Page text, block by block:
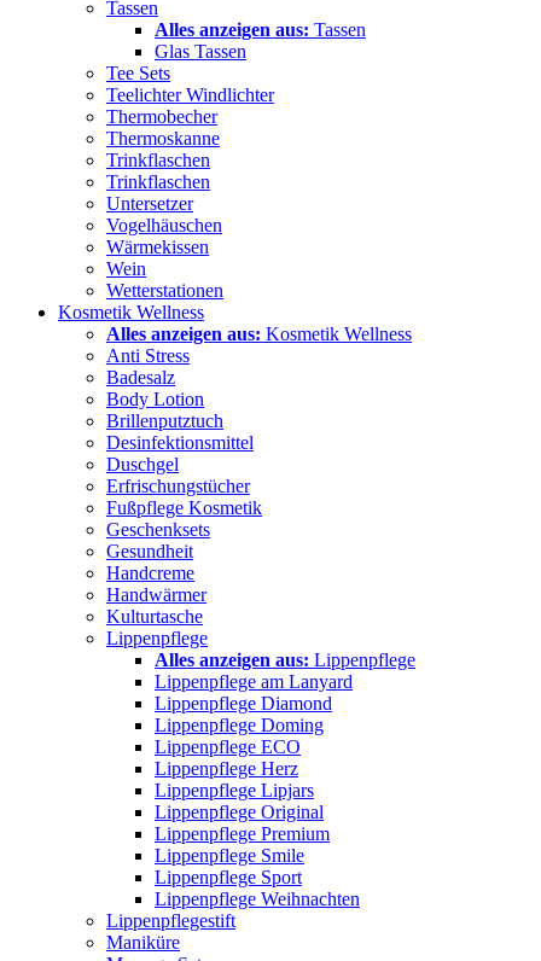
Tassen
Alles anzeigen aus: Tassen
Glas Tassen
Tee Sets
Teelichter Windlichter
Thermobecher
Thermoskanne
Trinkflaschen
Trinkflaschen
Untersetzer
Vogelhäuschen
Wärmekissen
Wein
Wetterstationen
Kosmetik Wellness
Alles anzeigen aus: Kosmetik Wellness
Anti Stress
Badesalz
Body Lotion
Brillenputztuch
Desinfektionsmittel
Duschgel
Erfrischungstücher
Fußpflege Kosmetik
Geschenksets
Gesundheit
Handcreme
Handwärmer
Kulturtasche
Lippenpflege
Alles anzeigen aus: Lippenpflege
Lippenpflege am Lanyard
Lippenpflege Diamond
Lippenpflege Doming
Lippenpflege ECO
Lippenpflege Herz
Lippenpflege Lipjars
Lippenpflege Original
Lippenpflege Premium
Lippenpflege Smile
Lippenpflege Sport
Lippenpflege Weihnachten
Lippenpflegestift
Maniküre